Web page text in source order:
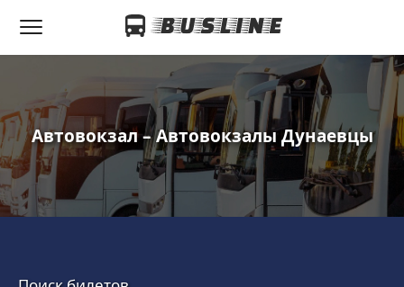
Автовокзал – Автовокзалы Дунаевцы